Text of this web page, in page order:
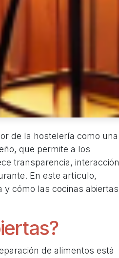
de la hostelería como una
que permite a los
transparencia, interacción
En este artículo,
cómo las cocinas abiertas
de alimentos está